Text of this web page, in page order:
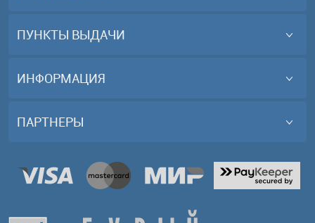
ПУНКТЫ ВЫДАЧИ
ИНФОРМАЦИЯ
ПАРТНЕРЫ